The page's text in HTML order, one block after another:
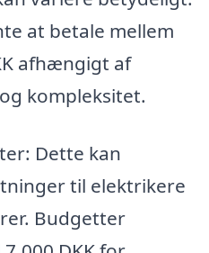
at betale mellem
afhængigt af
kompleksitet.
Dette kan
til elektrikere
Budgetter